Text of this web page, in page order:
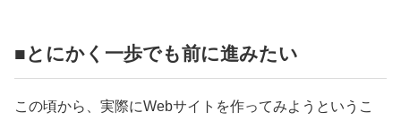
■とにかく一歩でも前に進みたい
この頃から、実際にWebサイトを作ってみようというこ